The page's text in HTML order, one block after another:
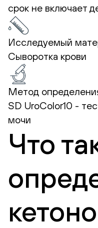
срок не включает
Исследуемый
Сыворотка крови
Метод
SD UroColor10 -
мочи
Что